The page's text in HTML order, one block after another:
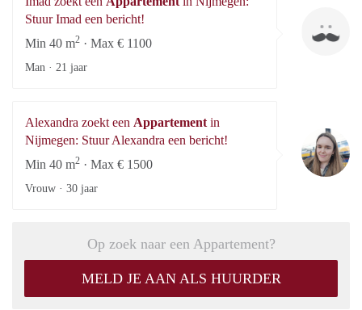
Stuur Imad een bericht!
Min 40 m2 · Max € 1100
Man · 21 jaar
Alexandra zoekt een Appartement in
Nijmegen: Stuur Alexandra een bericht!
Min 40 m2 · Max € 1500
Vrouw · 30 jaar
Op zoek naar een Appartement?
MELD JE AAN ALS HUURDER